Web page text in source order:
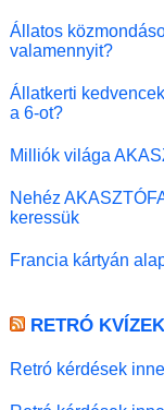
Állatos
valamennyit?
Állatkerti
a 6-ot?
Milliók világa
Nehéz
keressük
Francia kártyán
RETRÓ KVÍZEK
Retró kérdések